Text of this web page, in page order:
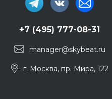
+7 (495) 777-08-31
manager@skybeat.ru
г. Москва, пр. Мира, 122